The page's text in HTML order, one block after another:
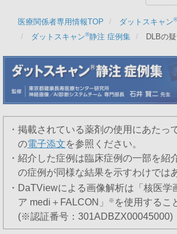
索
医療関係者専用情報TOP ダットスキャン®
ダットスキャン®静注 症例集 DLBの
・掲載されている薬剤の使用にあたっ
の電子添文を参照ください。
・紹介した症例は臨床症例の一部を紹
の症例が同様な結果を示すわけでは
・DaTViewによる画像解析は「核医学
ア medi＋FALCON」
※ を使用するこ
(※認証番号：301ADBZX00045000)